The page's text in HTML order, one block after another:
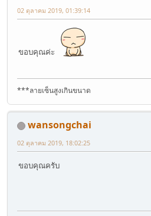
02 ตุลาคม 2019, 01:39:14
ขอบคุณค่ะ
***ลายเซ็นสูงเกินขนาด
wansongchai
02 ตุลาคม 2019, 18:02:25
ขอบคุณครับ